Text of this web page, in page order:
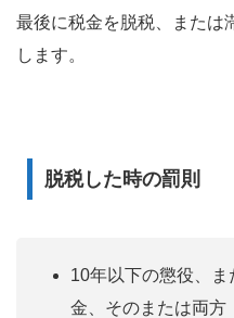
最後に税金を脱税、または
します。
脱税した時の罰則
10年以下の懲役、
金、そのまたは両方